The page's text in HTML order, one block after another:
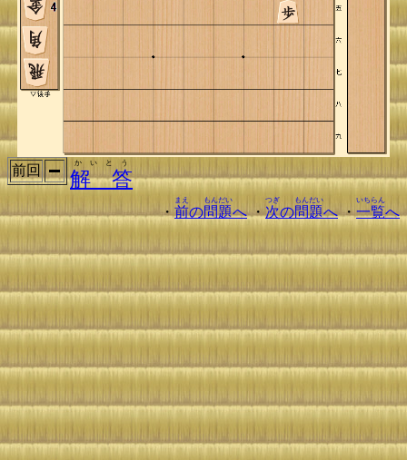
前回 解 答
かいとう
・前
まえ
の問題
もんだい
へ・次
つぎ
の問題
もんだい
へ・一覧
いちらん
へ